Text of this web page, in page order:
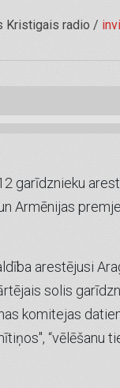
Kristigais radio /
garīdznieku
Armēnijas
arestējusi
solis
komitejas
“vēlēšanu